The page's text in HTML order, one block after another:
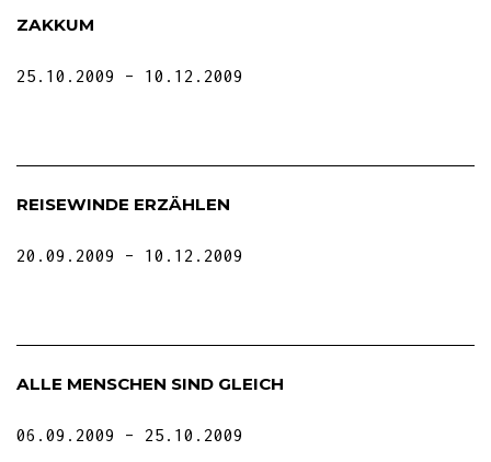
ZAKKUM
25.10.2009 10.12.2009
REISEWINDE ERZÄHLEN
20.09.2009 10.12.2009
ALLE MENSCHEN SIND GLEICH
06.09.2009 25.10.2009